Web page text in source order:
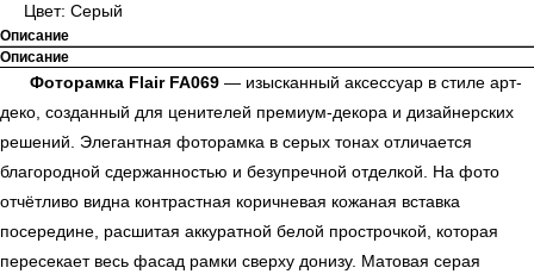
Цвет: Серый
Описание
Описание
Фоторамка Flair FA069 — изысканный аксессуар в стиле арт-
деко, созданный для ценителей премиум-декора и дизайнерских
решений. Элегантная фоторамка в серых тонах отличается
благородной сдержанностью и безупречной отделкой. На фото
отчётливо видна контрастная коричневая кожаная вставка
посередине, расшитая аккуратной белой прострочкой, которая
пересекает весь фасад рамки сверху донизу. Матовая серая